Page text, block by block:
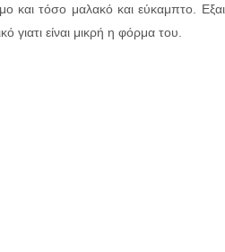
και τόσο μαλακό και εύκαμπτο.
είναι μικρή η φόρμα του.